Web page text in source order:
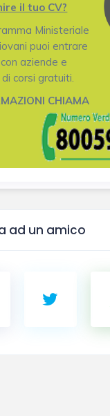
il tuo CV?
Ministeriale
puoi entrare
aziende e
corsi gratuiti.
CHIAMA
ad un amico